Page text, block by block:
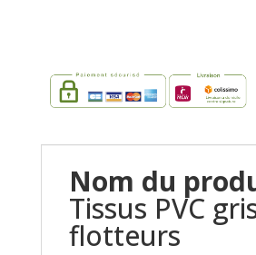
(Artic)
Nom du
Tissus PVC
flotteurs